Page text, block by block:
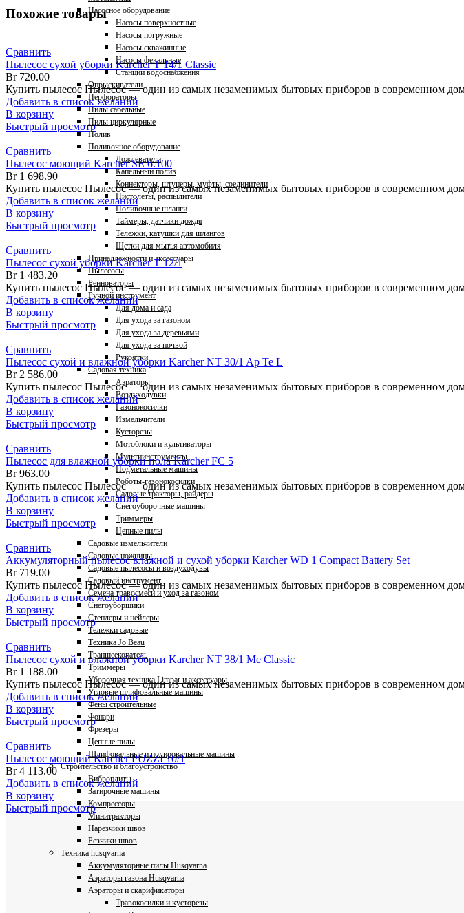
Насосное оборудование
Насосы поверхностные
Насосы погружные
Насосы скважинные
Насосы фекальные
Станции водоснабжения
Опрыскиватели
Перфораторы
Пилы сабельные
Пилы циркулярные
Полив
Поливочное оборудование
Дождеватели
Капельный полив
Коннекторы, штуцеры, муфты, соединители
Пистолеты, распылители
Поливочные шланги
Таймеры, датчики дождя
Тележки, катушки для шлангов
Щетки для мытья автомобиля
Принадлежности и аксессуары
Пылесосы
Ренноваторы
Ручной инструмент
Для дома и сада
Для ухода за газоном
Для ухода за деревьями
Для ухода за почвой
Рукоятки
Садовая техника
Аэраторы
Воздуходувки
Газонокосилки
Измельчители
Кусторезы
Мотоблоки и культиваторы
Мультиинструменты
Подметальные машины
Роботы-газонокосилки
Садовые тракторы, райдеры
Снегоуборочные машины
Триммеры
Цепные пилы
Садовые измельчители
Садовые ножницы
Садовые пылесосы и воздуходувы
Садовый инструмент
Семена травосмеси и уход за газоном
Снегоуборщики
Степлеры и нейлеры
Тележки садовые
Техника Jo Beau
Траншеекопатель
Триммеры
Уборочная техника Limpar и аксессуары
Угловые шлифовальные машины
Фены строительные
Фонари
Фрезеры
Цепные пилы
Шлифовальные и полировальные машины
Строительство и благоустройство
Виброплиты
Затирочные машины
Компрессоры
Минитракторы
Нарезчики швов
Резчики швов
Техника husqvarna
Аккумуляторные пилы Husqvarna
Аэраторы газона Husqvarna
Аэраторы и скарификаторы
Травокосилки и кусторезы
Похожие товары
Сравнить
Пылесос сухой уборки Karcher T 14/1 Classic
Br720.00
Купить пылесос Пылесос — один из самых незаменимых бытовых приборов в современном
Добавить в список желаний
В корзину
Быстрый просмотр
Сравнить
Пылесос моющий Karcher SE 6.100
Br1 698.90
Купить пылесос Пылесос — один из самых незаменимых бытовых приборов в современном
Добавить в список желаний
В корзину
Быстрый просмотр
Сравнить
Пылесос сухой уборки Karcher T 12/1
Br1 483.20
Купить пылесос Пылесос — один из самых незаменимых бытовых приборов в современном
Добавить в список желаний
В корзину
Быстрый просмотр
Сравнить
Пылесос сухой и влажной уборки Karcher NT 30/1 Ap Te L
Br2 586.00
Купить пылесос Пылесос — один из самых незаменимых бытовых приборов в современном
Добавить в список желаний
В корзину
Быстрый просмотр
Сравнить
Пылесос для влажной уборки пола Karcher FC 5
Br963.00
Купить пылесос Пылесос — один из самых незаменимых бытовых приборов в современном
Добавить в список желаний
В корзину
Быстрый просмотр
Сравнить
Аккумуляторный пылесос влажной и сухой уборки Karcher WD 1 Compact Battery Set
Br719.00
Купить пылесос Пылесос — один из самых незаменимых бытовых приборов в современном
Добавить в список желаний
В корзину
Быстрый просмотр
Сравнить
Пылесос сухой и влажной уборки Karcher NT 38/1 Me Classic
Br1 188.00
Купить пылесос Пылесос — один из самых незаменимых бытовых приборов в современном
Добавить в список желаний
В корзину
Быстрый просмотр
Сравнить
Пылесос моющий Karcher PUZZI 10/1
Br4 113.00
Добавить в список желаний
В корзину
Быстрый просмотр